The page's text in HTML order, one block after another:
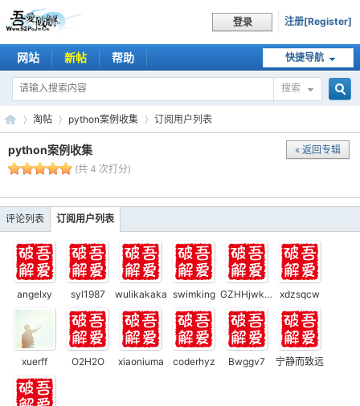
登录 注册[Register]
快捷导航
网站 新帖 帮助
搜索
淘帖 python案例收集 订阅用户列表
« 返回专辑
python案例收集
(共 4 次打分)
评论列表 订阅用户列表
angelxy syl1987 wulikakaka swimking GZHHjwk2018 xdzsqcw
xuerff O2H2O xiaoniuma coderhyz Bwggv7 宁静而致远